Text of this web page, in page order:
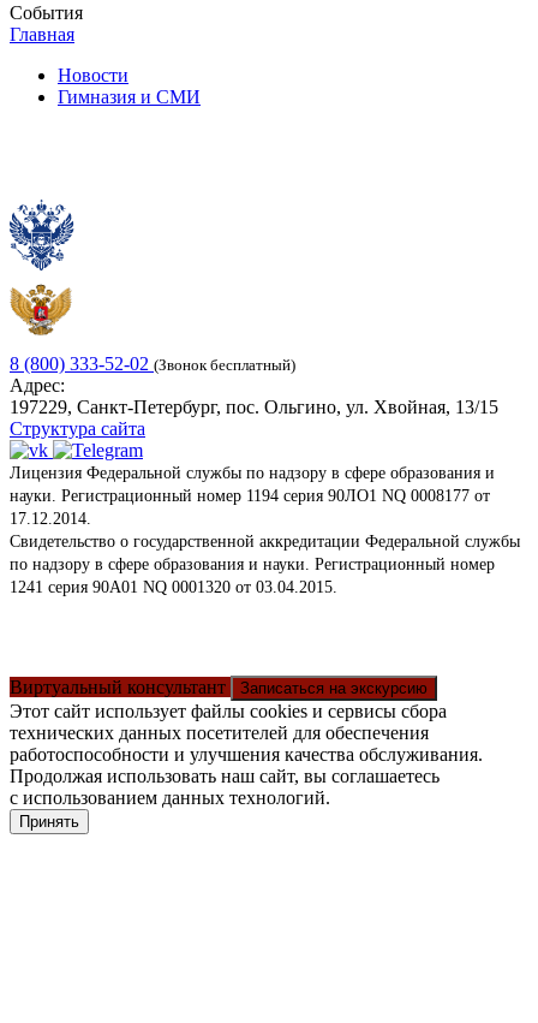
События
Главная
Новости
Гимназия и СМИ
8 (800) 333-52-02 (Звонок бесплатный)
Адрес:
197229, Санкт-Петербург, пос. Ольгино, ул. Хвойная, 13/15
Структура сайта
Лицензия Федеральной службы по надзору в сфере образования и
науки. Регистрационный номер 1194 серия 90ЛО1 NQ 0008177 от
17.12.2014.
Свидетельство о государственной аккредитации Федеральной службы
по надзору в сфере образования и науки. Регистрационный номер
1241 серия 90А01 NQ 0001320 от 03.04.2015.
Виртуальный консультант Записаться на экскурсию
Этот сайт использует файлы cookies и сервисы сбора
технических данных посетителей для обеспечения
работоспособности и улучшения качества обслуживания.
Продолжая использовать наш сайт, вы соглашаетесь
с использованием данных технологий.
Принять